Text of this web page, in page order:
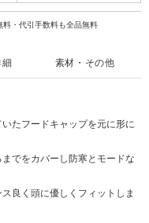
・代引手数料も全品無料
たフードキャップを元に形に
でをカバーし防寒とモードな
良く頭に優しくフィットしま
素材・その他